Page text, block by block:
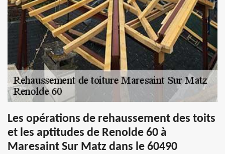
Les opérations de rehaussement des toits
et les aptitudes de Renolde 60 à
Maresaint Sur Matz dans le 60490